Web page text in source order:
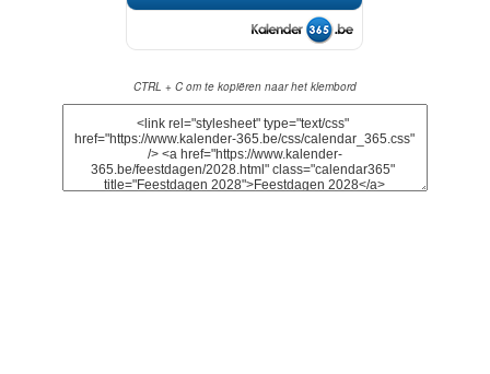
CTRL + C om te kopiëren naar het klembord